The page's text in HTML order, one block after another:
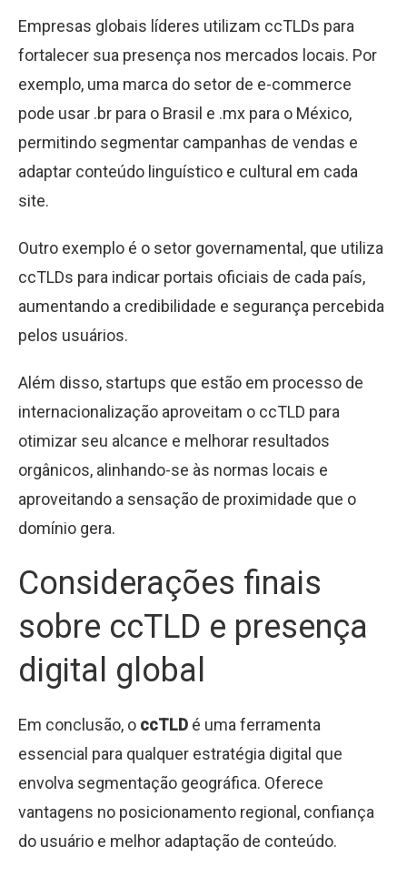
Empresas globais líderes utilizam ccTLDs para
fortalecer sua presença nos mercados locais. Por
exemplo, uma marca do setor de e-commerce
pode usar .br para o Brasil e .mx para o México,
permitindo segmentar campanhas de vendas e
adaptar conteúdo linguístico e cultural em cada
site.
Outro exemplo é o setor governamental, que utiliza
ccTLDs para indicar portais oficiais de cada país,
aumentando a credibilidade e segurança percebida
pelos usuários.
Além disso, startups que estão em processo de
internacionalização aproveitam o ccTLD para
otimizar seu alcance e melhorar resultados
orgânicos, alinhando-se às normas locais e
aproveitando a sensação de proximidade que o
domínio gera.
Considerações finais
sobre ccTLD e presença
digital global
Em conclusão, o ccTLD é uma ferramenta
essencial para qualquer estratégia digital que
envolva segmentação geográfica. Oferece
vantagens no posicionamento regional, confiança
do usuário e melhor adaptação de conteúdo.